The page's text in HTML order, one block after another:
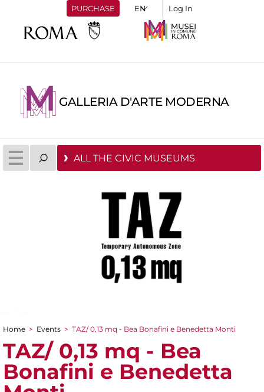
PURCHASE Log In
GALLERIA D'ARTE MODERNA
ALL THE CIVIC MUSEUMS
You are here
Home > Events > TAZ/ 0,13 mq - Bea Bonafini e Benedetta Monti
TAZ/ 0,13 mq - Bea
Bonafini e Benedetta